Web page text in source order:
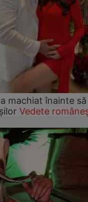
machiat înainte să
Vedete